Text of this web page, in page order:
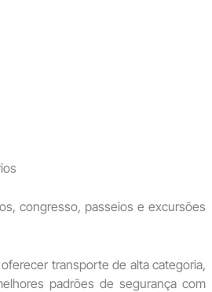
congresso, passeios e excursões
transporte de alta categoria,
padrões de segurança com